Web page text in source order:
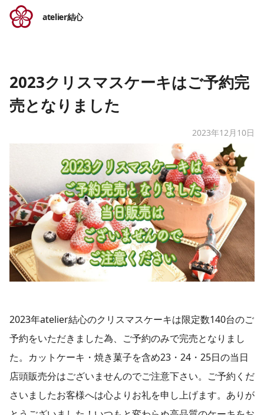
atelier結心
2023クリスマスケーキはご予約完
売となりました
2023年12月10日
2023年atelier結心のクリスマスケーキは限定数140台のご
予約をいただきました為、ご予約のみで完売となりまし
た。カットケーキ・焼き菓子を含め23・24・25日の当日
店頭販売分はございませんのでご注意下さい。ご予約くだ
さいましたお客様へは心よりお礼を申し上げます。ありが